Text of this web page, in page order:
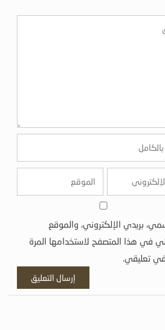
بريدي الإلكتروني، والموقع
في هذا المتصفح لاستخدامها المرة
في تعليقي.